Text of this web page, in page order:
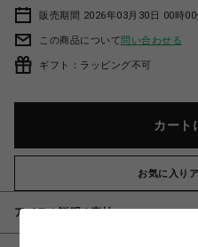
販売期間 2026年03月30日 00時
この商品について問い合わせる
ギフト：ラッピング不可
カート
お気に入り
アイテム説明 / 素材